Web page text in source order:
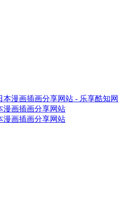
漫画插画分享网站
漫画插画分享网站